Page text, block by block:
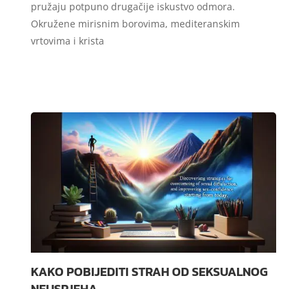
pružaju potpuno drugačije iskustvo odmora.
Okružene mirisnim borovima, mediteranskim
vrtovima i krista
KAKO POBIJEDITI STRAH OD SEKSUALNOG